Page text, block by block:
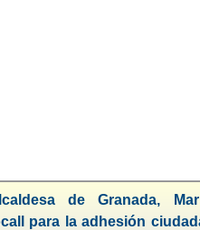
de Granada,
para la adhesión